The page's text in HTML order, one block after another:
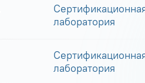
лаборатория
лаборатория